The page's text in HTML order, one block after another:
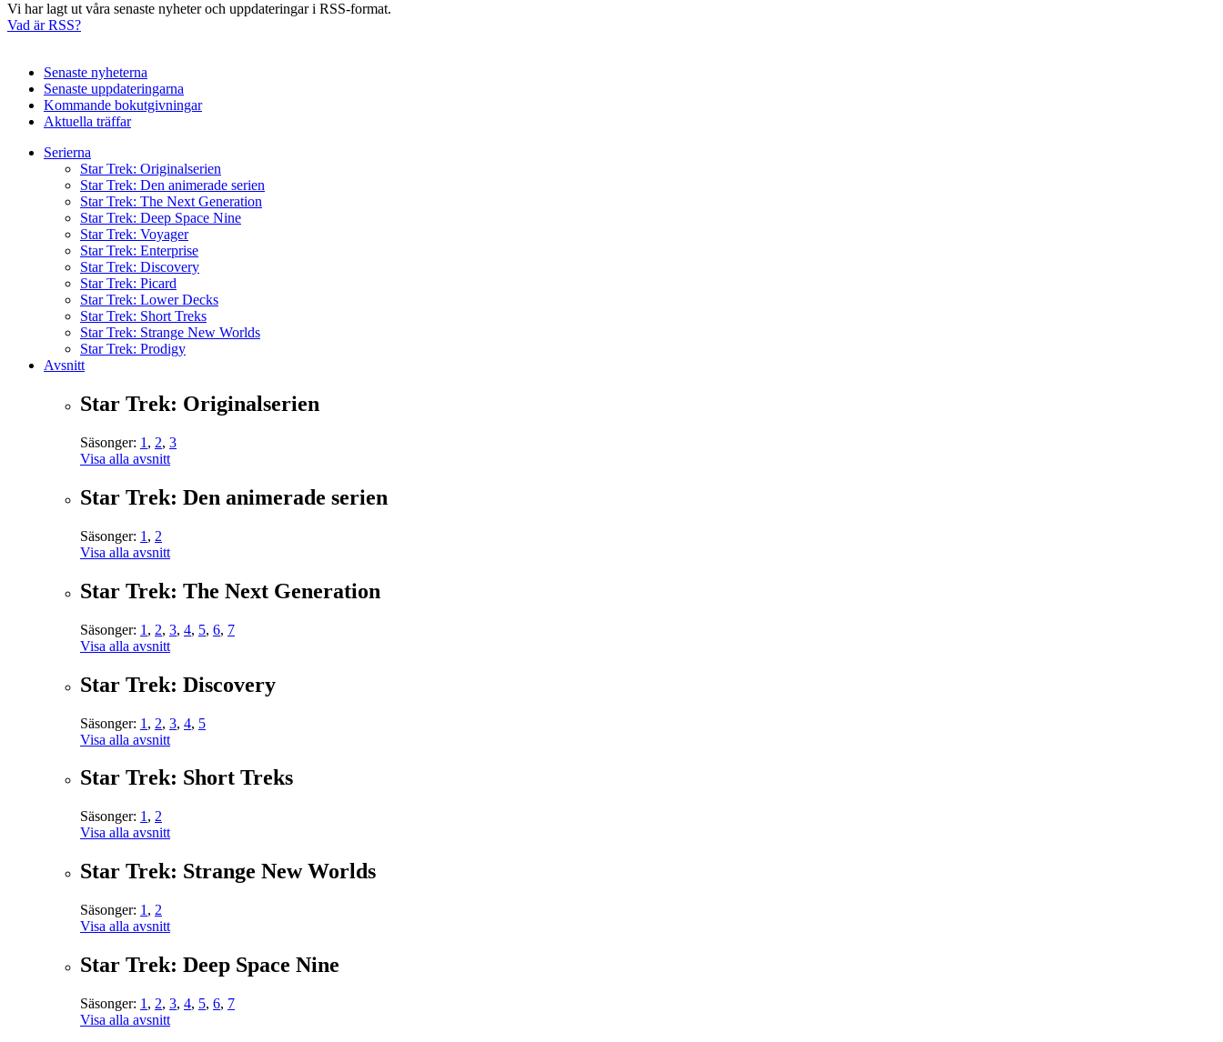
Vi har lagt ut våra senaste nyheter och uppdateringar i RSS-format.
Vad är RSS?
Senaste nyheterna
Senaste uppdateringarna
Kommande bokutgivningar
Aktuella träffar
Serierna
Star Trek: Originalserien
Star Trek: Den animerade serien
Star Trek: The Next Generation
Star Trek: Deep Space Nine
Star Trek: Voyager
Star Trek: Enterprise
Star Trek: Discovery
Star Trek: Picard
Star Trek: Lower Decks
Star Trek: Short Treks
Star Trek: Strange New Worlds
Star Trek: Prodigy
Avsnitt
Star Trek: Originalserien
Säsonger: 1 , 2, 3
Visa alla avsnitt
Star Trek: Den animerade serien
Säsonger: 1 , 2
Visa alla avsnitt
Star Trek: The Next Generation
Säsonger: 1 , 2, 3, 4, 5, 6, 7
Visa alla avsnitt
Star Trek: Discovery
Säsonger: 1 , 2, 3, 4, 5
Visa alla avsnitt
Star Trek: Short Treks
Säsonger: 1 , 2
Visa alla avsnitt
Star Trek: Strange New Worlds
Säsonger: 1 , 2
Visa alla avsnitt
Star Trek: Deep Space Nine
Säsonger: 1 , 2, 3, 4, 5, 6, 7
Visa alla avsnitt